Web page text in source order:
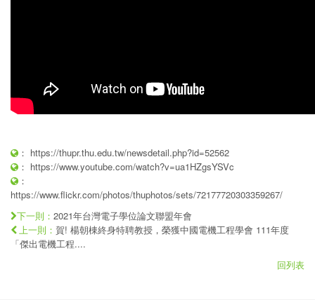
： https://thupr.thu.edu.tw/newsdetail.php?id=52562
： https://www.youtube.com/watch?v=ua1HZgsYSVc
：
https://www.flickr.com/photos/thuphotos/sets/72177720303359267/
下一則： 2021年台灣電子學位論文聯盟年會
上一則： 賀! 楊朝棟終身特聘教授，榮獲中國電機工程學會 111年度
「傑出電機工程....
回列表